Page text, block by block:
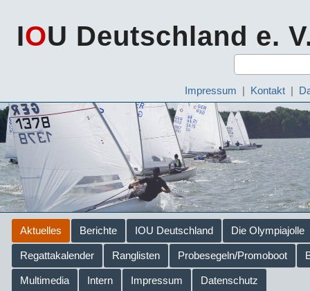
IOU Deutschland e.
Impressum | Kontakt |
Aktuelles Berichte IOU Deutschland Die Olympiajolle
Regattakalender Ranglisten Probesegeln/Promoboot
Multimedia Intern Impressum Datenschutz